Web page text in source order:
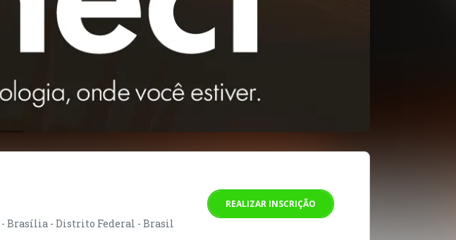
- Brasília - Distrito Federal - Brasil
REALIZAR INSCRIÇÃO